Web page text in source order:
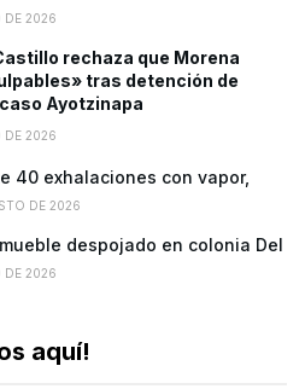
DE 2026
rechaza que Morena
tras detención de
Ayotzinapa
DE 2026
40 exhalaciones con vapor,
DE 2026
despojado en colonia Del
DE 2026
aquí!